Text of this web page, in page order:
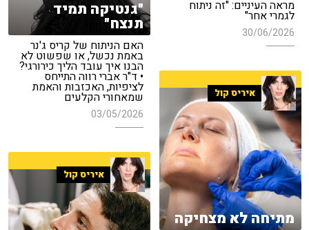
מראה העיניים: "זה ניתוח
לגמרי אחר"
30/06/2026
"גנטיקה תמיד
תנצח"
האם הניתוח של קריס ג'נר
באמת נכשל, או שפשוט לא
הבנו איך עובד הליך כירורגי?
• ד"ר אברי רווה התייחס
לציפיות, האכזבות והאמת
שמאחורי הקלעים
03/05/2026
איריס קול
מתיחה לא מצחיקה
איריס קול